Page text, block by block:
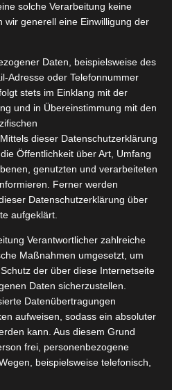
Gummies
Gesundheit,Kneipp VIP
Wellness
solche Verarbeitung keine
wir generell eine Einwilligung der
Daten, beispielsweise des
Adresse oder Telefonnummer
stets im Einklang mit der
und in Übereinstimmung mit den
dieser Datenschutzerklärung
Öffentlichkeit über Art, Umfang
genutzten und verarbeiteten
Ferner werden
Datenschutzerklärung über
aufgeklärt.
Verantwortlicher zahlreiche
Maßnahmen umgesetzt, um
der über diese Internetseite
Daten sicherzustellen.
Datenübertragungen
aufweisen, sodass ein absoluter
kann. Aus diesem Grund
frei, personenbezogene
beispielsweise telefonisch,